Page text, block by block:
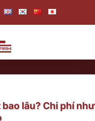
lâu? Chi phí như